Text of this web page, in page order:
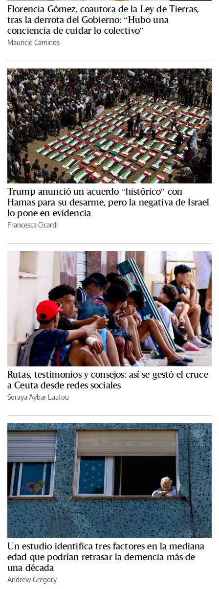
Florencia Gómez, coautora de la Ley de Tierras,
tras la derrota del Gobierno: “Hubo una
conciencia de cuidar lo colectivo”
Mauricio Caminos
Trump anunció un acuerdo “histórico” con
Hamas para su desarme, pero la negativa de Israel
lo pone en evidencia
Francesca Cicardi
Rutas, testimonios y consejos: así se gestó el cruce
a Ceuta desde redes sociales
Soraya Aybar Laafou
Un estudio identifica tres factores en la mediana
edad que podrían retrasar la demencia más de
una década
Andrew Gregory